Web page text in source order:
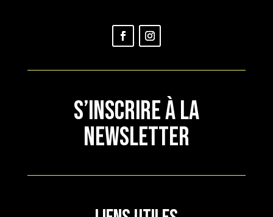
S’INSCRIRE À LA
NEWSLETTER